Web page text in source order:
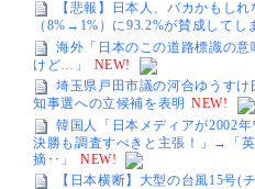
【悲報】日本人、バカかもし
（8%→1%）に93.2%が賛成してし
海外「日本のこの道路標識の
けど…」
NEW!
埼玉県戸田市議の河合ゆうすけ
知事選への立候補を表明 NEW!
韓国人「日本メディアが2002
決勝も調査すべきと主張！」→「
摘‥」
NEW!
【日本横断】大型の台風15号(